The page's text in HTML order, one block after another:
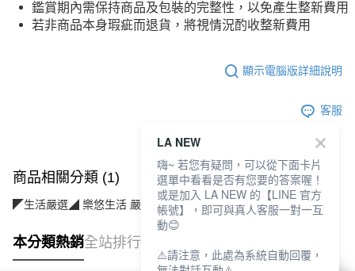
鑑賞期內需保持商品及包裝的完整性，以免產生整新費用
若非商品本身瑕疵而退貨，將視情況酌收整新費用
顯示電腦版詳細說明
客服
商品相關分類 (1)
◤生活嚴選◢ 樂悠生活 嚴選好物 優質家電(3C/視聽/廚電)
本分類熱銷全站排行
LA NEW
嗨~ 若您有疑問，可以從下面卡片
選單中看看是否有您要的答案喔！
或是加入 LA NEW 的【LINE 官方
帳號】，即可與真人客服一對一互
動😊
⚠️請注意，此處為系統自動回覆，